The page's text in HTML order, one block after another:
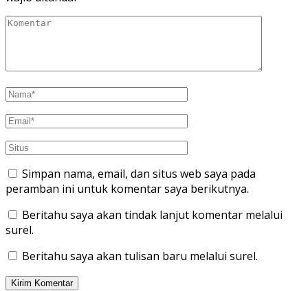
Simpan nama, email, dan situs web saya pada
peramban ini untuk komentar saya berikutnya.
Beritahu saya akan tindak lanjut komentar melalui
surel.
Beritahu saya akan tulisan baru melalui surel.